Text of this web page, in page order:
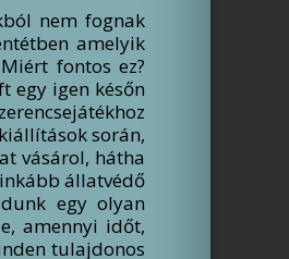
nem fognak
amelyik
fontos ez?
egy igen későn
során,
vásárol, hátha
állatvédő
egy olyan
amennyi időt,
tulajdonos